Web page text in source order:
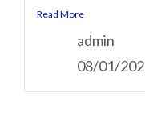
Read More
admin
08/01/